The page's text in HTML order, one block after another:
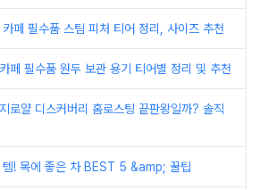
페 필수품 스팀 피처 티어 정리, 사이즈 추천
페 필수품 원두 보관 용기 티어별 정리 및 추천
로얄 디스커버리 홈로스팅 끝판왕일까? 솔직
템! 목에 좋은 차 BEST 5 &amp; 꿀팁